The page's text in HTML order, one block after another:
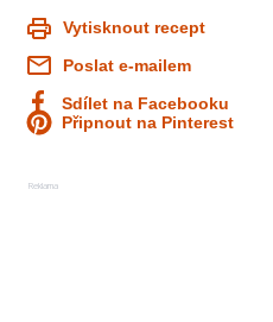
Vytisknout recept
Poslat e-mailem
Sdílet na Facebooku
Připnout na Pinterest
Reklama